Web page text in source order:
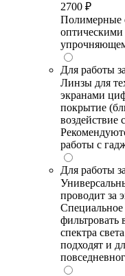
2700 ₽
Полимерные
оптическими
Для работы
Линзы для
экранами
покрытие
воздействие
работы с
Для работы
проводит за
фильтровать
спектра
подходят и